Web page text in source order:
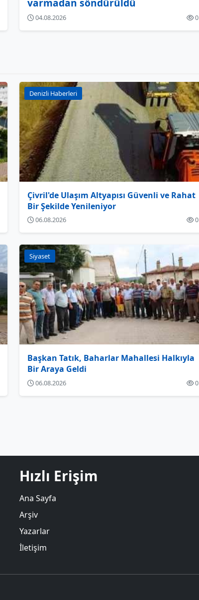
varmadan söndürüldü
04.08.2026 0
Denizli Haberleri
Çivril'de Ulaşım Altyapısı Güvenli ve Rahat
Bir Şekilde Yenileniyor
06.08.2026 0
Siyaset
Başkan Tatık, Baharlar Mahallesi Halkıyla
Bir Araya Geldi
06.08.2026 0
Hızlı Erişim
Ana Sayfa
Arşiv
Yazarlar
İletişim